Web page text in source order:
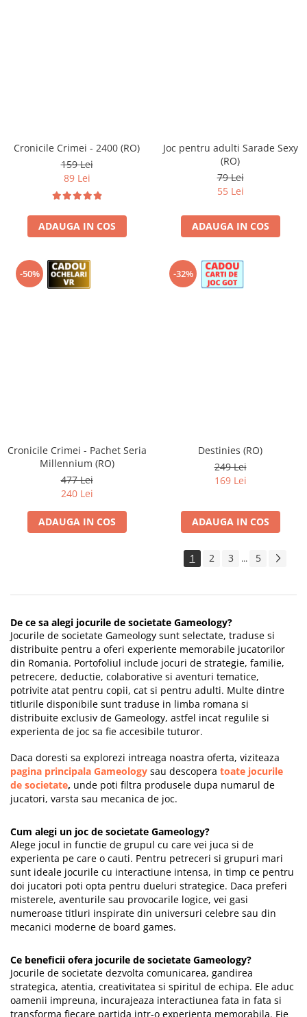
Cronicile Crimei - 2400 (RO)
159 Lei
89 Lei
ADAUGA IN COS
Joc pentru adulti Sarade Sexy
(RO)
79 Lei
55 Lei
ADAUGA IN COS
-50%
Cronicile Crimei - Pachet Seria
Millennium (RO)
477 Lei
240 Lei
ADAUGA IN COS
-32%
Destinies (RO)
249 Lei
169 Lei
ADAUGA IN COS
1 2 3 ... 5
De ce sa alegi jocurile de societate Gameology?
Jocurile de societate Gameology sunt selectate, traduse si
distribuite pentru a oferi experiente memorabile jucatorilor
din Romania. Portofoliul include jocuri de strategie, familie,
petrecere, deductie, colaborative si aventuri tematice,
potrivite atat pentru copii, cat si pentru adulti. Multe dintre
titlurile disponibile sunt traduse in limba romana si
distribuite exclusiv de Gameology, astfel incat regulile si
experienta de joc sa fie accesibile tuturor.
Daca doresti sa explorezi intreaga noastra oferta, viziteaza
pagina principala Gameology sau descopera toate jocurile
de societate, unde poti filtra produsele dupa numarul de
jucatori, varsta sau mecanica de joc.
Cum alegi un joc de societate Gameology?
Alege jocul in functie de grupul cu care vei juca si de
experienta pe care o cauti. Pentru petreceri si grupuri mari
sunt ideale jocurile cu interactiune intensa, in timp ce pentru
doi jucatori poti opta pentru dueluri strategice. Daca preferi
misterele, aventurile sau provocarile logice, vei gasi
numeroase titluri inspirate din universuri celebre sau din
mecanici moderne de board games.
Ce beneficii ofera jocurile de societate Gameology?
Jocurile de societate dezvolta comunicarea, gandirea
strategica, atentia, creativitatea si spiritul de echipa. Ele aduc
oamenii impreuna, incurajeaza interactiunea fata in fata si
transforma fiecare partida intr-o experienta memorabila. Fie